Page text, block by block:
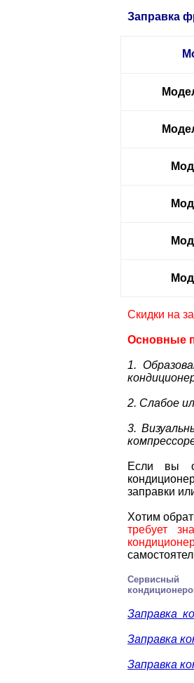
Заправка
Скидки на
Основные
1.
2. Слабое
3.
Если вы
заправки
Хотим
требует
Сервисный
Заправка
Заправка
Заправка